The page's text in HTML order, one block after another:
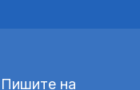
Пишите на